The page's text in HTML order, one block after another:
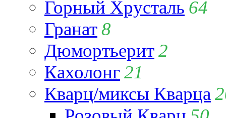
Горный Хрусталь 64
Гранат8
Дюмортьерит2
Кахолонг21
Кварц/миксы Кварца